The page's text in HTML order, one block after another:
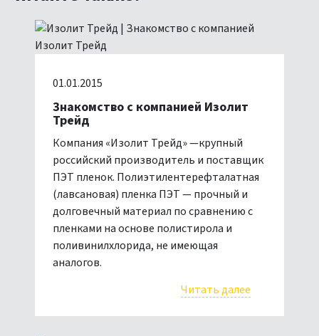
01.01.2015
Знакомство с компанией Изолит
Трейд
Компания «Изолит Трейд» —крупный
российский производитель и поставщик
ПЭТ пленок. Полиэтилентерефталатная
(лавсановая) пленка ПЭТ — прочный и
долговечный материал по сравнению с
пленками на основе полистирола и
поливинилхлорида, не имеющая
аналогов.
Читать далее